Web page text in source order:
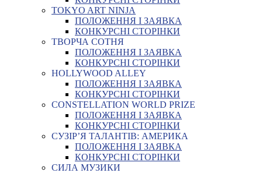
TOKYO ART NINJA
ПОЛОЖЕННЯ І ЗАЯВКА
КОНКУРСНІ СТОРІНКИ
ТВОРЧА СОТНЯ
ПОЛОЖЕННЯ І ЗАЯВКА
КОНКУРСНІ СТОРІНКИ
HOLLYWOOD ALLEY
ПОЛОЖЕННЯ І ЗАЯВКА
КОНКУРСНІ СТОРІНКИ
CONSTELLATION WORLD PRIZE
ПОЛОЖЕННЯ І ЗАЯВКА
КОНКУРСНІ СТОРІНКИ
СУЗІР’Я ТАЛАНТІВ: АМЕРИКА
ПОЛОЖЕННЯ І ЗАЯВКА
КОНКУРСНІ СТОРІНКИ
СИЛА МУЗИКИ